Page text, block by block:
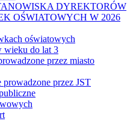
DYREKTORÓW
OŚWIATOWYCH W 2026
oświatowych
wieku do lat 3
przez miasto
przez JST